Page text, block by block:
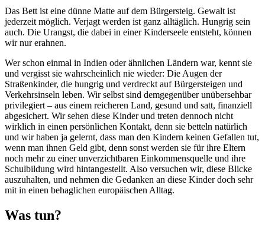
Das Bett ist eine dünne Matte auf dem Bürgersteig. Gewalt ist
jederzeit möglich. Verjagt werden ist ganz alltäglich. Hungrig sein
auch. Die Urangst, die dabei in einer Kinderseele entsteht, können
wir nur erahnen.
Wer schon einmal in Indien oder ähnlichen Ländern war, kennt sie
und vergisst sie wahrscheinlich nie wieder: Die Augen der
Straßenkinder, die hungrig und verdreckt auf Bürgersteigen und
Verkehrsinseln leben. Wir selbst sind demgegenüber unübersehbar
privilegiert – aus einem reicheren Land, gesund und satt, finanziell
abgesichert. Wir sehen diese Kinder und treten dennoch nicht
wirklich in einen persönlichen Kontakt, denn sie betteln natürlich
und wir haben ja gelernt, dass man den Kindern keinen Gefallen tut,
wenn man ihnen Geld gibt, denn sonst werden sie für ihre Eltern
noch mehr zu einer unverzichtbaren Einkommensquelle und ihre
Schulbildung wird hintangestellt. Also versuchen wir, diese Blicke
auszuhalten, und nehmen die Gedanken an diese Kinder doch sehr
mit in einen behaglichen europäischen Alltag.
Was tun?